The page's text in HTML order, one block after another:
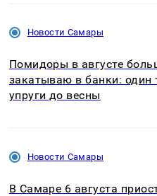
Новости Самары
Помидоры в августе
закатываю в банки: один
упруги до весны
Новости Самары
В Самаре 6 августа